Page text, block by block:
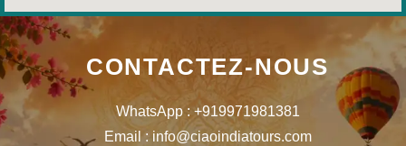
CONTACTEZ-NOUS
WhatsApp : +919971981381
Email : info@ciaoindiatours.com